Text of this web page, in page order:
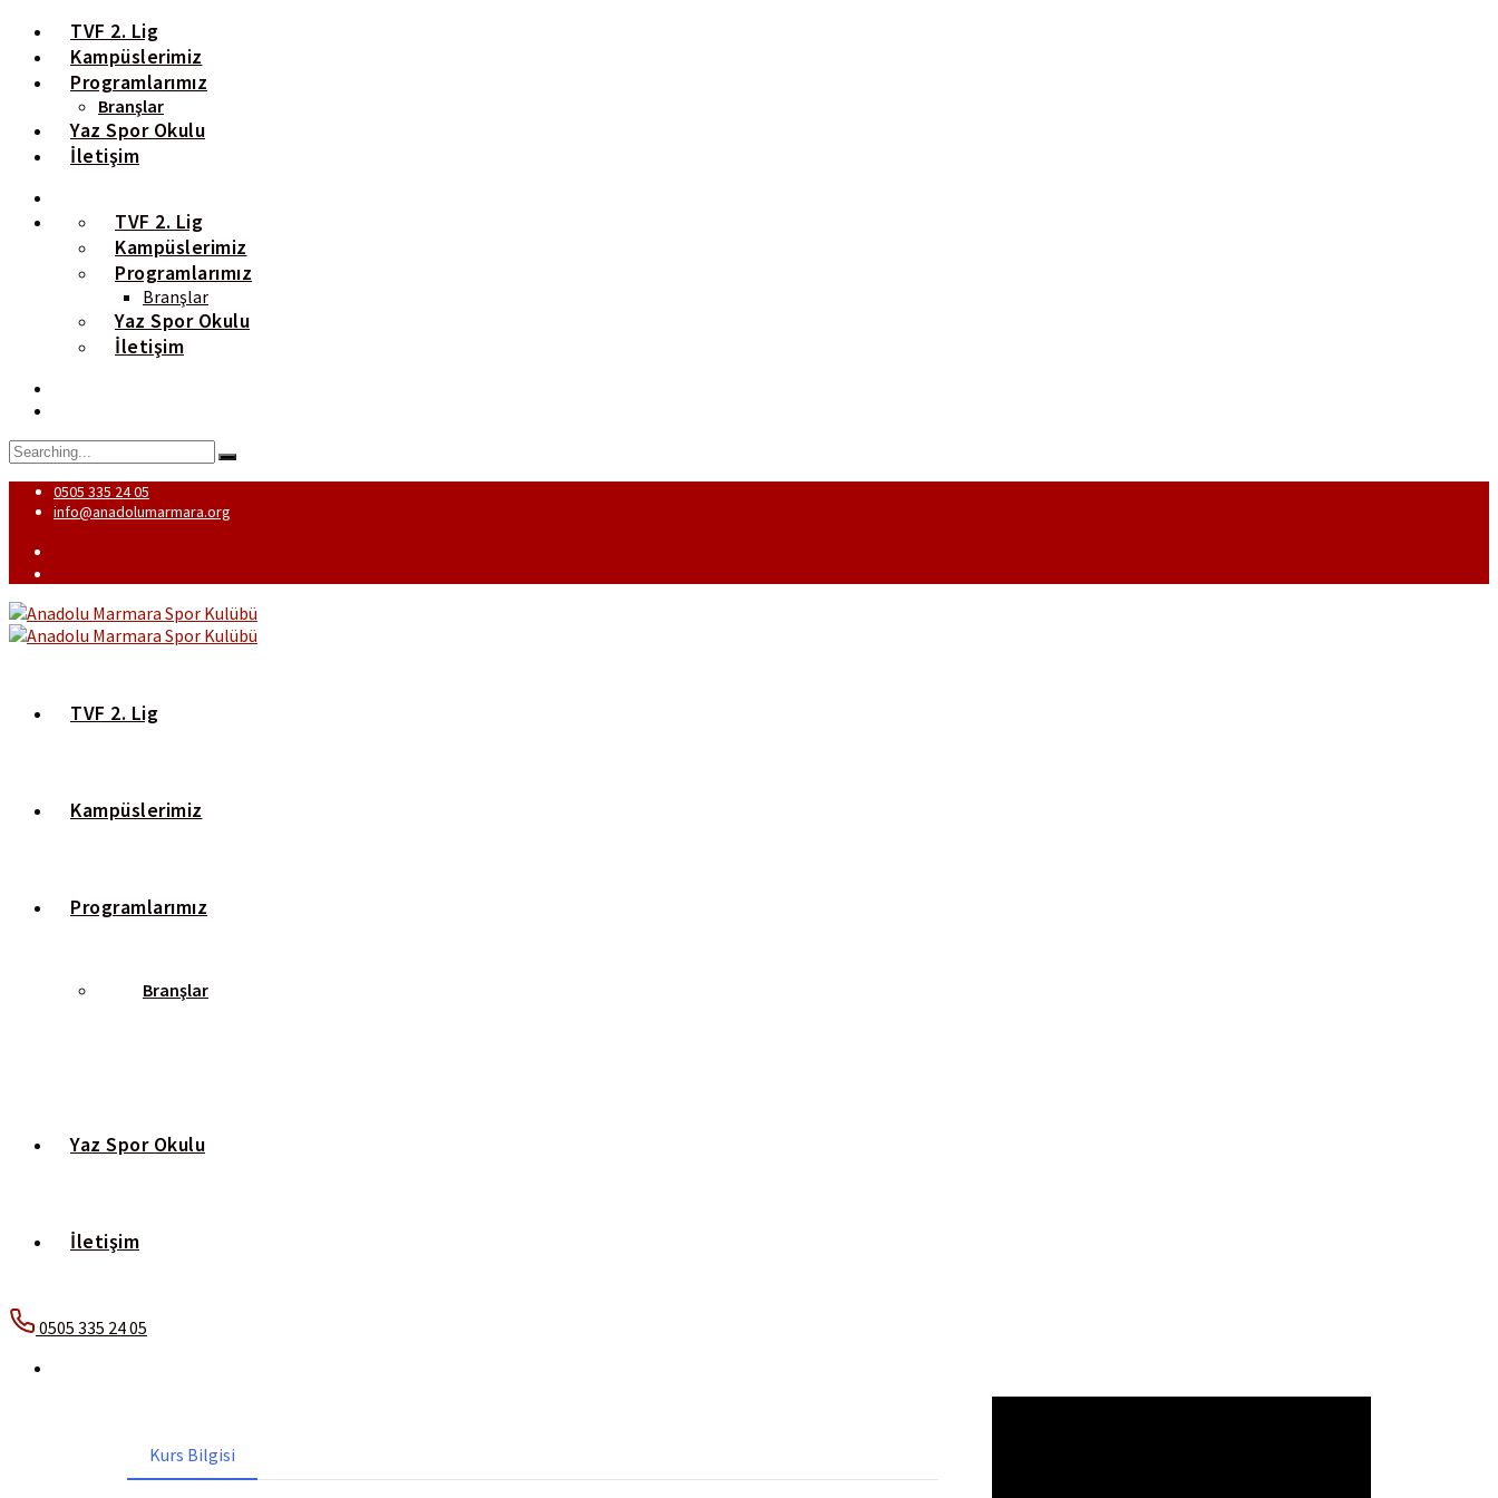
TVF 2. Lig
Kampüslerimiz
Programlarımız
Branşlar
Yaz Spor Okulu
İletişim
TVF 2. Lig
Kampüslerimiz
Programlarımız
Branşlar
Yaz Spor Okulu
İletişim
0505 335 24 05
info@anadolumarmara.org
TVF 2. Lig
Kampüslerimiz
Programlarımız
Branşlar
Yaz Spor Okulu
İletişim
0505 335 24 05
Kurs Bilgisi